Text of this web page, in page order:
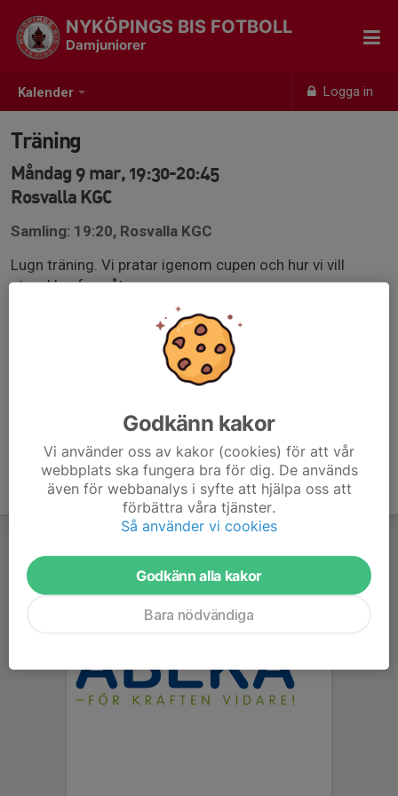
Kalender Logga in
NYKÖPINGS BIS FOTBOLL
Damjuniorer
Träning
Måndag 9 mar, 19:30-20:45
Rosvalla KGC
Samling: 19:20, Rosvalla KGC
Lugn träning. Vi pratar igenom cupen och hur vi vill
utvecklas framåt.
Godkänn kakor
Vi använder oss av kakor (cookies) för att vår
webbplats ska fungera bra för dig. De används
även för webbanalys i syfte att hjälpa oss att
förbättra våra tjänster.
Så använder vi cookies
Godkänn alla kakor
Bara nödvändiga